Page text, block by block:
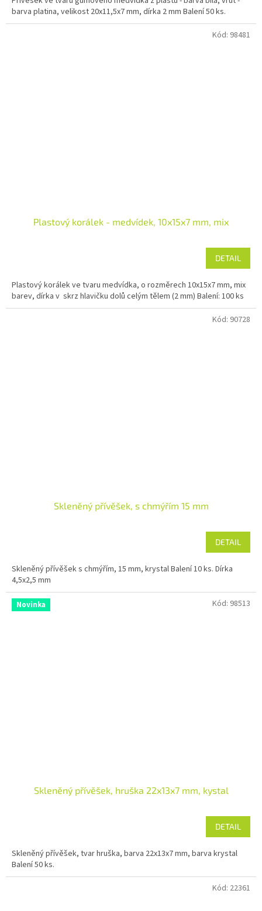
barva platina, velikost 20x11,5x7 mm, dírka 2 mm Balení 50 ks.
Plastový korálek - medvídek, 10x15x7 mm, mix
DETAIL
Plastový korálek ve tvaru medvídka, o rozměrech 10x15x7 mm, mix
barev, dírka v skrz hlavičku dolů celým tělem (2 mm) Balení: 100 ks
Kód: 98481
Skleněný přívěšek, s chmýřím 15 mm
DETAIL
Skleněný přívěšek s chmýřím, 15 mm, krystal Balení 10 ks. Dírka
4,5x2,5 mm
Kód: 90728
Novinka
Skleněný přívěšek, hruška 22x13x7 mm, kystal
DETAIL
Skleněný přívěšek, tvar hruška, barva 22x13x7 mm, barva krystal
Balení 50 ks.
Kód: 98513
Kód: 22361